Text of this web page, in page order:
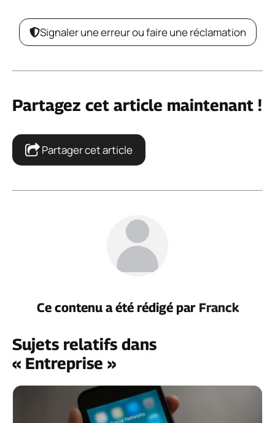
Signaler une erreur ou faire une réclamation
Partagez cet article maintenant !
Partager cet article
Ce contenu a été rédigé par Franck
Sujets relatifs dans
« Entreprise »